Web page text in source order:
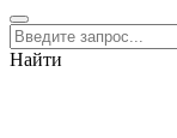
Найти